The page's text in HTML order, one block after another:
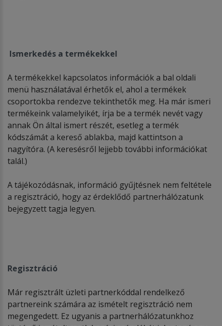
Ismerkedés a termékekkel
A termékekkel kapcsolatos információk a bal oldali
menü használatával érhetők el, ahol a termékek
csoportokba rendezve tekinthetők meg. Ha már ismeri
termékeink valamelyikét, írja be a termék nevét vagy
annak Ön által ismert részét, esetleg a termék
kódszámát a kereső ablakba, majd kattintson a
nagyítóra. (A keresésről lejjebb további információkat
talál.)
A tájékozódásnak, információ gyűjtésnek nem feltétele
a regisztráció, hogy az érdeklődő partnerhálózatunk
bejegyzett tagja legyen.
Regisztráció
Már regisztrált üzleti partnerkóddal rendelkező
partnereink számára az ismételt regisztráció nem
megengedett. Ez ugyanis a partnerhálózatunkhoz